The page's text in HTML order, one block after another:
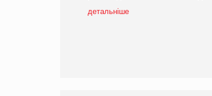
детальніше